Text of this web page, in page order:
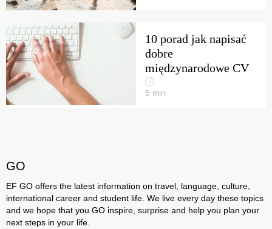
10 porad jak napisać
dobre
międzynarodowe CV
5 min
GO
EF GO offers the latest information on travel, language, culture,
international career and student life. We live every day these topics
and we hope that you GO inspire, surprise and help you plan your
next steps in your life.